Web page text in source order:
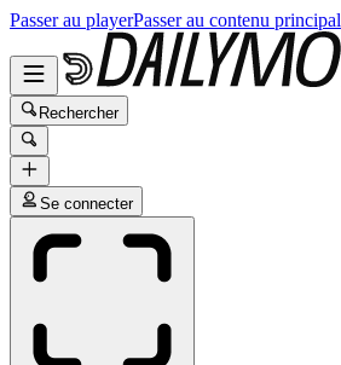
Passer au playerPasser au contenu principal
Rechercher
Se connecter